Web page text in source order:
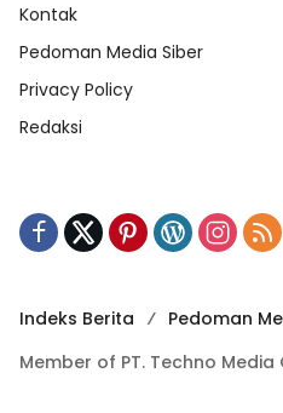
Kontak
Pedoman Media Siber
Privacy Policy
Redaksi
Indeks Berita
Pedoman
Member of PT. Techno Media